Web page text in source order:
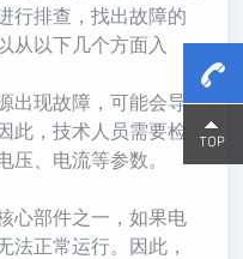
行排查，找出故障的
从以下几个方面入
现故障，可能会导
此，技术人员需要检
压、电流等参数。
部件之一，如果电
法正常运行。因此，